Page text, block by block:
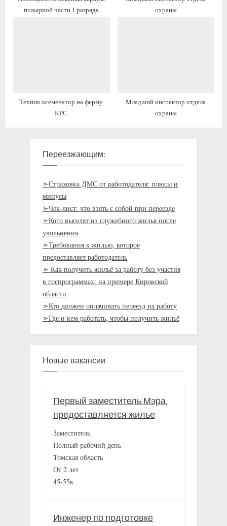
пожарной части 1 разряда
охраны
Техник осеменатор на ферму
КРС
Младший инспектор отдела
охраны
Переезжающим:
➣Страховка ДМС от работодателя: плюсы и
минусы
➣Чек-лист: что взять с собой при переезде
➣Кого выселят из служебного жилья после
увольнения
➣Требования к жилью, которое
предоставляет работодатель
➣ Как получить жильё за работу без участия
в госпрограммах: на примере Кировской
области
➣Кто должен оплачивать переезд на работу
➣Где и кем работать, чтобы получить жильё
Новые вакансии
Первый заместитель Мэра,
предоставляется жилье
Заместитель
Полный рабочий день
Томская область
От 2 лет
45-55к
Инженер по подготовке